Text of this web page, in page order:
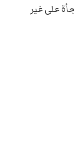
على غير